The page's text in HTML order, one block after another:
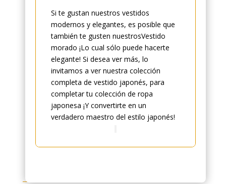
Si te gustan nuestros vestidos
modernos y elegantes, es posible que
también te gusten nuestrosVestido
morado ¡Lo cual sólo puede hacerte
elegante! Si desea ver más, lo
invitamos a ver nuestra colección
completa de vestido japonés, para
completar tu colección de ropa
japonesa ¡Y convertirte en un
verdadero maestro del estilo japonés!